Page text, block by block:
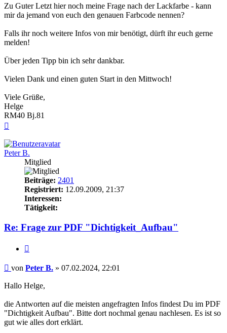
Zu Guter Letzt hier noch meine Frage nach der Lackfarbe - kann
mir da jemand von euch den genauen Farbcode nennen?
Falls ihr noch weitere Infos von mir benötigt, dürft ihr euch gerne
melden!
Über jeden Tipp bin ich sehr dankbar.
Vielen Dank und einen guten Start in den Mittwoch!
Viele Grüße,
Helge
RM40 Bj.81
Peter B.
Mitglied
Beiträge: 2401
Registriert: 12.09.2009, 21:37
Interessen:
Tätigkeit:
Re: Frage zur PDF "Dichtigkeit_Aufbau"
Beitrag
von Peter B. » 07.02.2024, 22:01
Hallo Helge,
die Antworten auf die meisten angefragten Infos findest Du im PDF
"Dichtigkeit Aufbau". Bitte dort nochmal genau nachlesen. Es ist so
gut wie alles dort erklärt.